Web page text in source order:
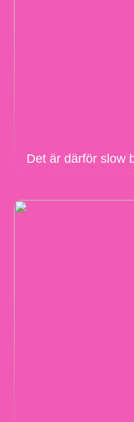
Det är därför slow